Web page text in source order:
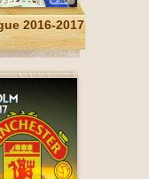
2016-2017